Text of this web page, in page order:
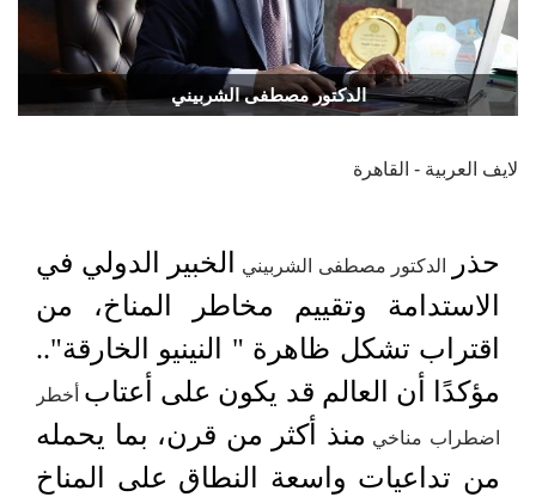
الدكتور مصطفى الشربيني
لايف العربية - القاهرة
حذر الدكتور مصطفى الشربيني
الخبير الدولي في
الاستدامة وتقييم مخاطر المناخ، من
اقتراب تشكل ظاهرة " النينيو الخارقة"..
مؤكدًا أن العالم قد يكون على أعتاب أخطر
اضطراب مناخي منذ أكثر من قرن، بما يحمله
من تداعيات واسعة النطاق على المناخ